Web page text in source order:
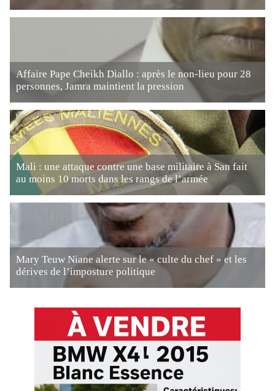
Affaire Pape Cheikh Diallo : après le non-lieu pour 28
personnes, Jamra maintient la pression
Mali : une attaque contre une base militaire à San fait
au moins 10 morts dans les rangs de l’armée
Mary Teuw Niane alerte sur le « culte du chef » et les
dérives de l’imposture politique